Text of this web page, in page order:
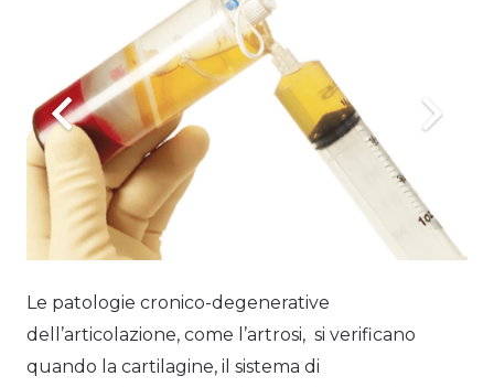
Le patologie cronico-degenerative
dell’articolazione, come l’artrosi, si verificano
quando la cartilagine, il sistema di